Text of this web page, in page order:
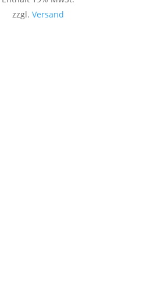
zzgl. Versand